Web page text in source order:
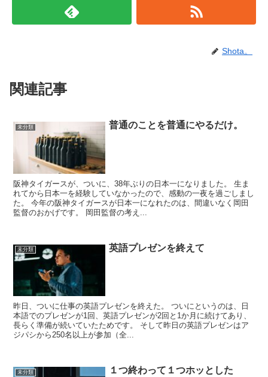
Shota。
関連記事
未分類 普通のことを普通にやるだけ。
阪神タイガースが、ついに、38年ぶりの日本一になりました。 生ま
れてから日本一を経験していなかったので、感動の一夜を過ごしまし
た。 今年の阪神タイガースが日本一になれたのは、間違いなく岡田
監督のおかげです。 岡田監督の考え...
未分類 英語プレゼンを終えて
昨日、ついに仕事の英語プレゼンを終えた。 ついにというのは、日
本語でのプレゼンが1回、英語プレゼンが2回と1か月に続けてあり、
長らく準備が続いていたためです。 そして昨日の英語プレゼンはア
ジパシから250名以上が参加（全...
未分類 １つ終わって１つホッとした